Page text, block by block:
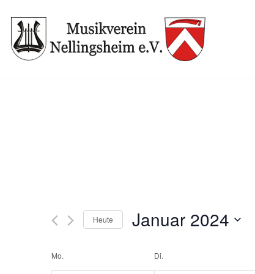
Zum
Inhalt
Heute Januar 2024
wählen.
Kalender
Mo. Di.